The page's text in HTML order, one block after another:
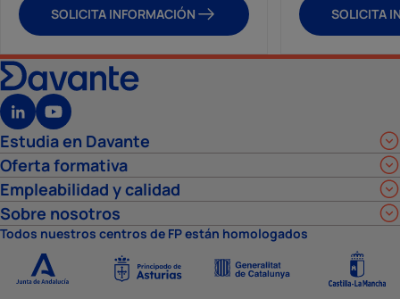
SOLICITA INFORMACIÓN
SOLICITA
Estudia en Davante
Oferta formativa
Empleabilidad y calidad
Sobre nosotros
Todos nuestros centros de FP están homologados